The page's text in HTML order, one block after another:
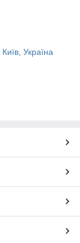
Україна